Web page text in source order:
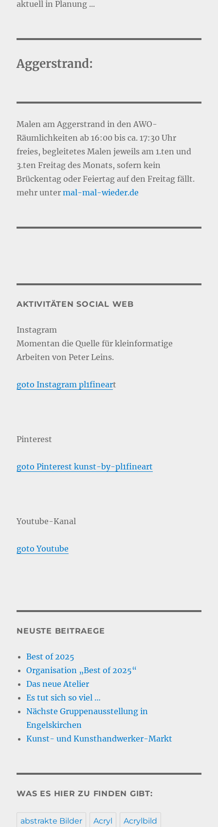
aktuell in Planung ...
Aggerstrand:
Malen am Aggerstrand in den AWO-
Räumlichkeiten ab 16:00 bis ca. 17:30 Uhr
freies, begleitetes Malen jeweils am 1.ten und
3.ten Freitag des Monats, sofern kein
Brückentag oder Feiertag auf den Freitag fällt.
mehr untermal-mal-wieder.de
AKTIVITÄTEN SOCIAL WEB
Instagram
Momentan die Quelle für kleinformatige
Arbeiten von Peter Leins.
goto Instagram pl1fineart
Pinterest
goto Pinterest kunst-by-pl1fineart
Youtube-Kanal
goto Youtube
NEUSTE BEITRAEGE
Best of 2025
Organisation „Best of 2025“
Das neue Atelier
Es tut sich so viel …
Nächste Gruppenausstellung in
Engelskirchen
Kunst- und Kunsthandwerker-Markt
WAS ES HIER ZU FINDEN GIBT:
abstrakte Bilder Acryl Acrylbild